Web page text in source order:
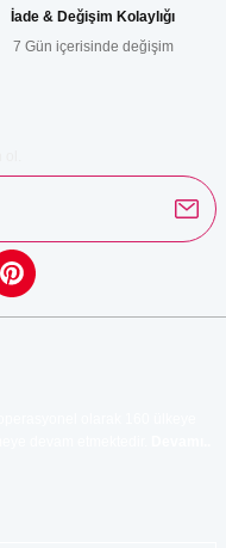
İade & Değişim Kolaylığı
7 Gün içerisinde değişim